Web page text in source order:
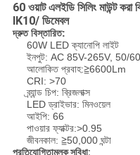
60 ওয়াট এলইডি সিলিং মাউন্ট
IK10/ ডিমেবল
দ্রুত বিস্তারিত:
60W LED ক্যানোপি লাইট
ইনপুট: AC 85V-265V, 50/
আলোকিত প্রবাহ:≧6600Lm
CRI: >70
ব্র্যান্ড চিপ: ব্রিজলাক্স
LED ড্রাইভার: মিনওয়েল
আইপি: 66
পাওয়ার ফ্যাক্টর:>0.95
জীবনকাল: ≧50,000 ঘন্টা
প্রতিযোগিতামূলক সুবিধা: